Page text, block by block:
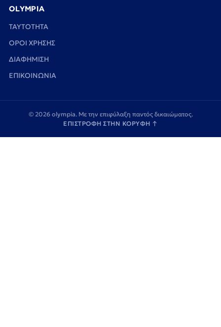
OLYMPIA
TAYTOTHTA
ΟΡΟΙ ΧΡΗΣΗΣ
ΔΙΑΦΗΜΙΣΗ
ΕΠΙΚΟΙΝΩΝΙΑ
© 2026 olympia. Με την επιφύλαξη παντός δικαιώματος.
ΕΠΙΣΤΡΟΦΗ ΣΤΗΝ ΚΟΡΥΦΗ ↑